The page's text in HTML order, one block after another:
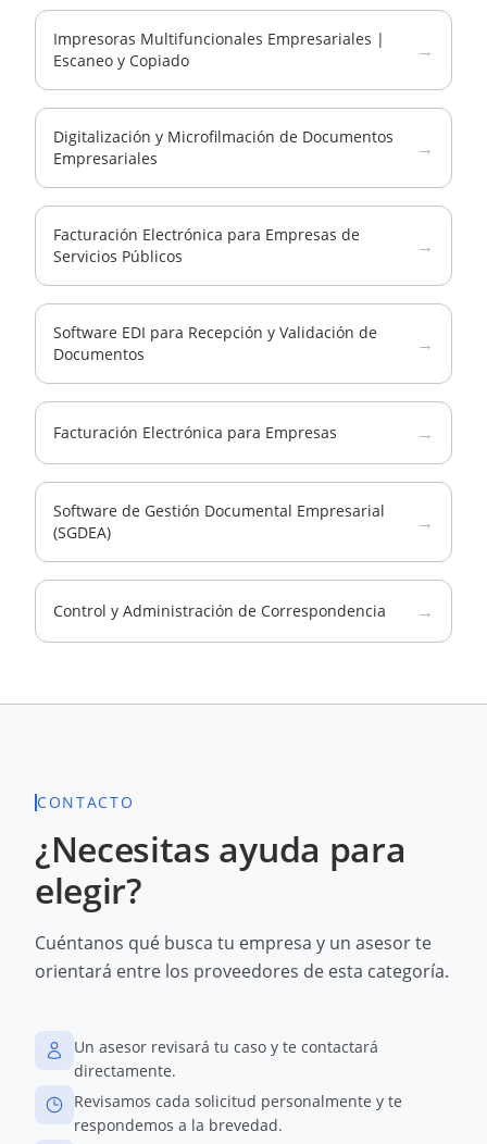
Impresoras Multifuncionales Empresariales |
Escaneo y Copiado
→
Digitalización y Microfilmación de Documentos
Empresariales
→
Facturación Electrónica para Empresas de
Servicios Públicos
→
Software EDI para Recepción y Validación de
Documentos
→
Facturación Electrónica para Empresas →
Software de Gestión Documental Empresarial
(SGDEA)
→
Control y Administración de Correspondencia →
CONTACTO
¿Necesitas ayuda para
elegir?
Cuéntanos qué busca tu empresa y un asesor te
orientará entre los proveedores de esta categoría.
Un asesor revisará tu caso y te contactará
directamente.
Revisamos cada solicitud personalmente y te
respondemos a la brevedad.